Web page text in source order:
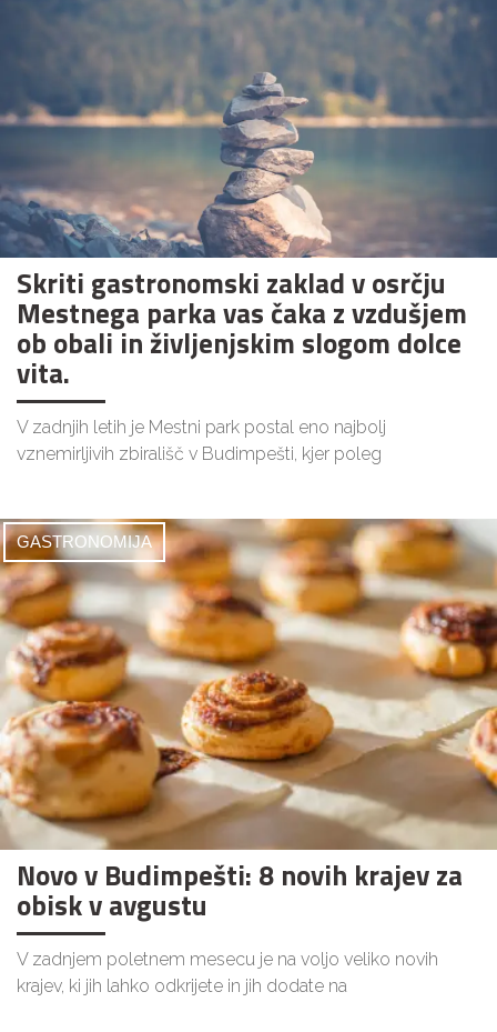
Skriti gastronomski zaklad v osrčju
Mestnega parka vas čaka z vzdušjem
ob obali in življenjskim slogom dolce
vita.
V zadnjih letih je Mestni park postal eno najbolj
vznemirljivih zbirališč v Budimpešti, kjer poleg
GASTRONOMIJA
Novo v Budimpešti: 8 novih krajev za
obisk v avgustu
V zadnjem poletnem mesecu je na voljo veliko novih
krajev, ki jih lahko odkrijete in jih dodate na